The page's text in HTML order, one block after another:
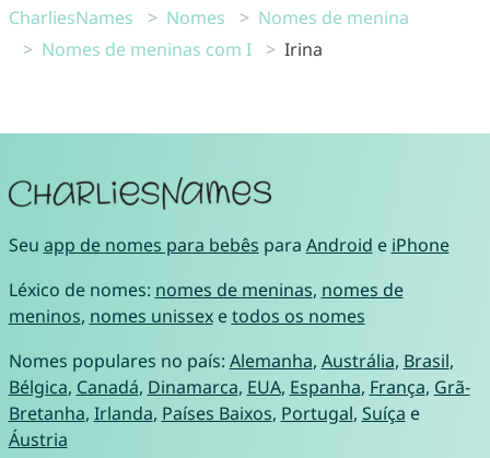
CharliesNames Nomes
Nomes de menina
Nomes de meninas com I
Irina
Seu app de nomes para bebês para Android e iPhone
Léxico de nomes: nomes de meninas, nomes de
meninos, nomes unissexetodos os nomes
Nomes populares no país: Alemanha, Austrália, Brasil,
Bélgica, Canadá, Dinamarca, EUA, Espanha, França, Grã-
Bretanha, Irlanda, Países Baixos, Portugal, Suíça e
Áustria